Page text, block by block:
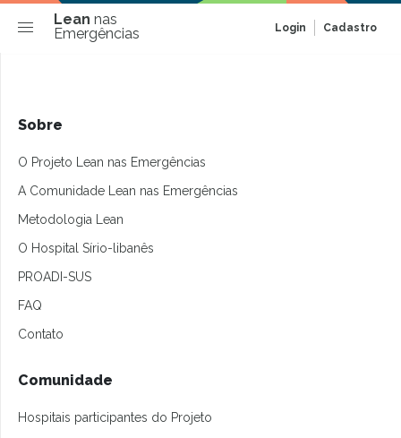
Lean nas
Emergências
Login Cadastro
Sobre
O Projeto Lean nas Emergências
A Comunidade Lean nas Emergências
Metodologia Lean
O Hospital Sírio-libanês
PROADI-SUS
FAQ
Contato
Comunidade
Hospitais participantes do Projeto